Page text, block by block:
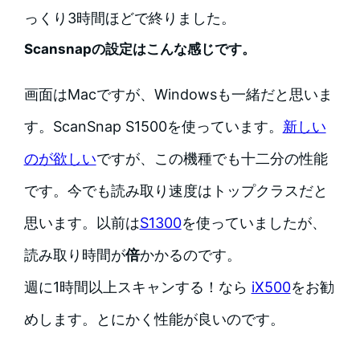
っくり3時間ほどで終りました。
Scansnapの設定はこんな感じです。
画面はMacですが、Windowsも一緒だと思いま
す。ScanSnap S1500を使っています。 新しい
のが欲しいですが、この機種でも十二分の性能
です。今でも読み取り速度はトップクラスだと
思います。以前はS1300を使っていましたが、
読み取り時間が倍かかるのです。
週に1時間以上スキャンする！なら iX500をお勧
めします。とにかく性能が良いのです。